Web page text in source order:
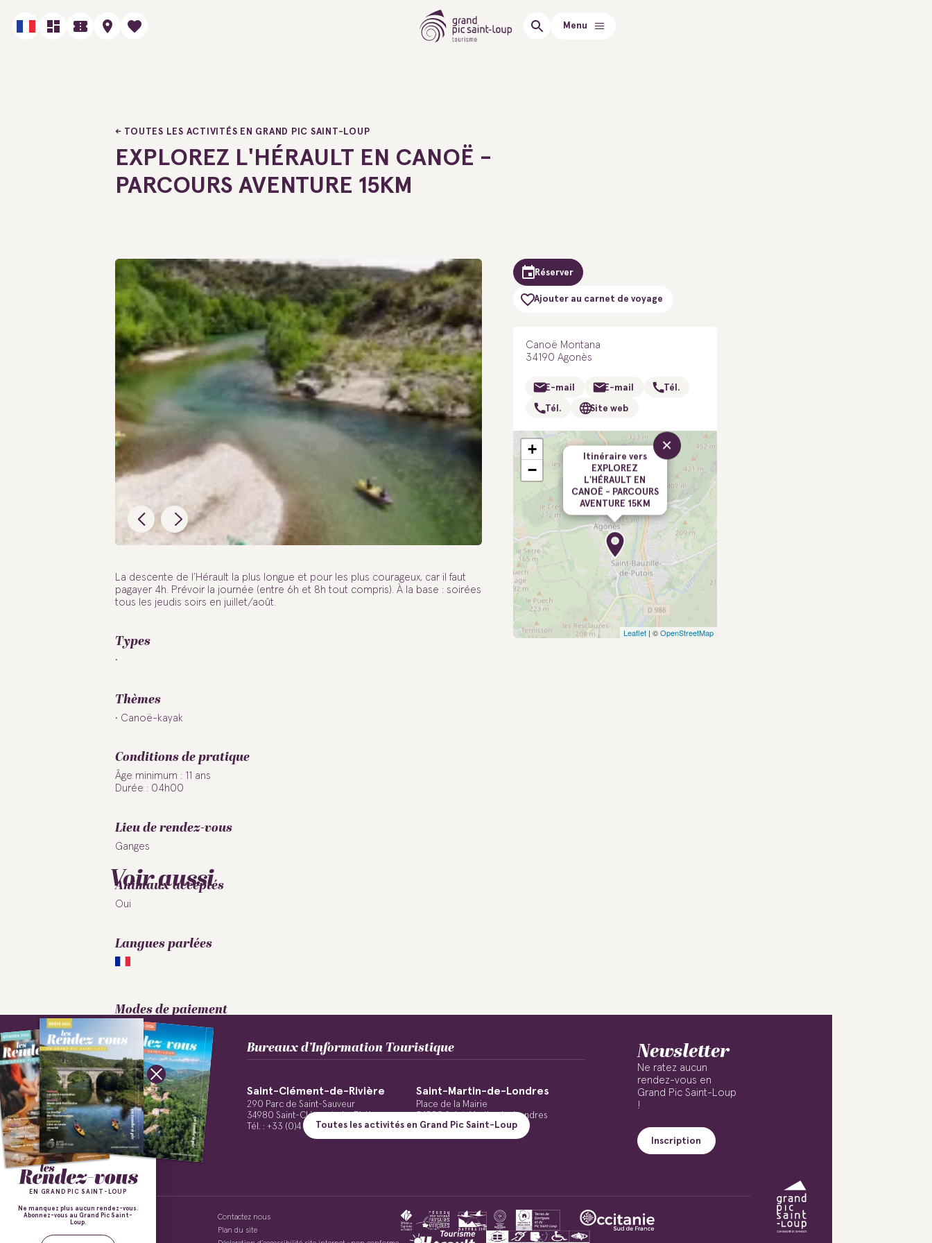
Menu
TOUTES LES ACTIVITÉS EN GRAND PIC SAINT-LOUP
EXPLOREZ L'HÉRAULT EN CANOË -
PARCOURS AVENTURE 15KM
La descente de l’Hérault la plus longue et pour les plus courageux, car il faut
pagayer 4h. Prévoir la journée (entre 6h et 8h tout compris). À la base : soirées
tous les jeudis soirs en juillet/août.
Types
Thèmes
Canoë-kayak
Conditions de pratique
Âge minimum : 11 ans
Durée : 04h00
Lieu de rendez-vous
Ganges
Animaux acceptés
Oui
Langues parlées
Modes de paiement
Carte bleue
Chèques Vacances
Espèces
Réserver
Ajouter au carnet de voyage
Canoë Montana
34190 Agonès
E-mail E-mail Tél.
Tél. Site web
Itinéraire vers
EXPLOREZ
L'HÉRAULT EN
CANOË - PARCOURS
AVENTURE 15KM
×
+
−
Leaflet | ©OpenStreetMap
Toutes les activités en Grand Pic Saint-Loup
Voir aussi
Nature
Sport
Culture &
patrimoine
Séjourner
Aux bords des
paysages
Les professionnels à
votre service
Inspirations
Les balades nature et
épicuriennes
Les découvertes
guidées
Œnorando® entre
Grés de Montpellier
et Pic Saint-Loup
Suivez-nous !
Bureaux d’Information Touristique
Saint-Clément-de-Rivière
290 Parc de Saint-Sauveur
34980 Saint-Clément-de-Rivière
Tél. : +33 (0)4 48 20 05 28
Saint-Martin-de-Londres
Place de la Mairie
34380 Saint-Martin-de-Londres
Tél. : +33(0)4 67 55 09 59
Newsletter
Ne ratez aucun
rendez-vous en
Grand Pic Saint-Loup
!
Inscription
Politique de confidentialité
Contactez nous
Plan du site
EN GRAND PIC SAINT-LOUP
Ne manquez plus aucun rendez-vous.
Abonnez-vous au Grand Pic Saint-
Loup.